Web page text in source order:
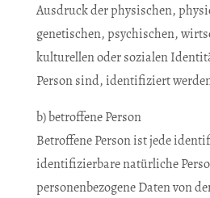
Ausdruck der physischen,
genetischen, psychischen,
kulturellen oder sozialen
Person sind, identifiziert
b) betroffene Person
Betroffene Person ist jede
identifizierbare natürliche
personenbezogene Daten von